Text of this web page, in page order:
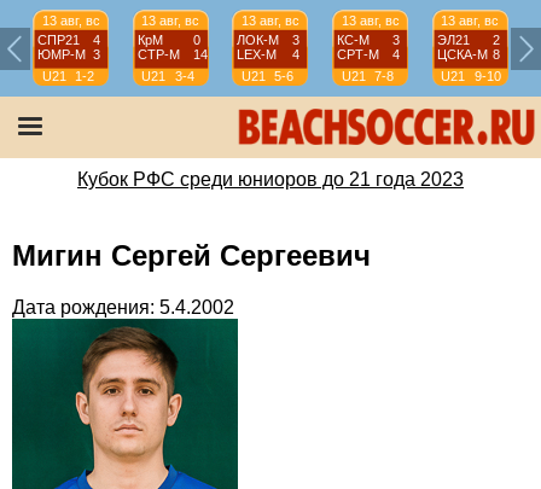
13 авг, вс
СПР21
4
ЮМР-М 3
U21
1-2
13 авг, вс
КрМ
0
СТР-М
14
U21
3-4
13 авг, вс
ЛОК-М
3
LEX-М
4
U21
5-6
13 авг, вс
КС-М
3
СРТ-М
4
U21
7-8
13 авг, вс
ЭЛ21
2
ЦСКА-М 8
U21
9-10
Кубок РФС среди юниоров до 21 года 2023
Мигин Сергей Сергеевич
Дата рождения: 5.4.2002